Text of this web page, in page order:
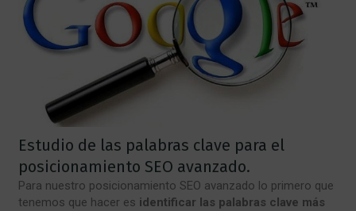
Estudio de las palabras clave para el
posicionamiento SEO avanzado.
Para nuestro posicionamiento SEO avanzado lo primero que
tenemos que hacer es identificar las palabras clave más